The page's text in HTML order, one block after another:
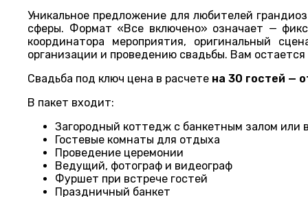
Уникальное предложение для любителей
сферы. Формат «Все включено» означает —
координатора мероприятия, оригинальный
организации и проведению свадьбы. Вам
Свадьба под ключ цена в расчете на 30 гостей —
В пакет входит:
Загородный коттедж с банкетным залом или
Гостевые комнаты для отдыха
Проведение церемонии
Ведущий, фотограф и видеограф
Фуршет при встрече гостей
Праздничный банкет